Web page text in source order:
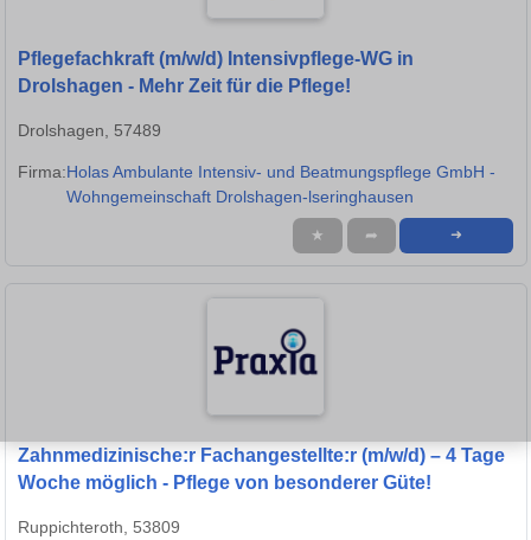
Pflegefachkraft (m/w/d) Intensivpflege-WG in
Drolshagen - Mehr Zeit für die Pflege!
Drolshagen, 57489
Firma:Holas Ambulante Intensiv- und Beatmungspflege GmbH -
Wohngemeinschaft Drolshagen-lseringhausen
★ ➦ ➜
Zahnmedizinische:r Fachangestellte:r (m/w/d) – 4 Tage
Woche möglich - Pflege von besonderer Güte!
Ruppichteroth, 53809